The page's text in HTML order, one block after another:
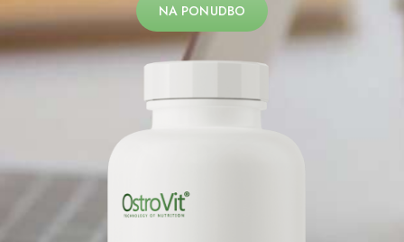
NA PONUDBO